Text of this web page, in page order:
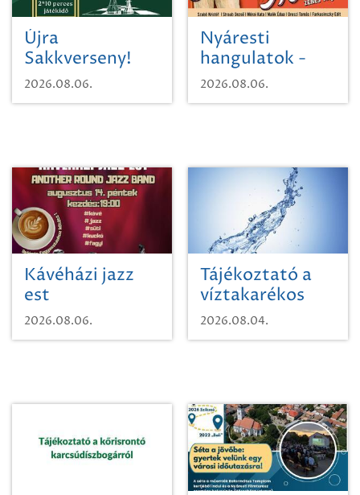
Újra
Sakkverseny!
2026.08.06.
Nyáresti
hangulatok -
Mágnás Miska
2026.08.06.
Kávéházi jazz
est
2026.08.06.
Tájékoztató a
víztakarékos
vízhasználatról
2026.08.04.